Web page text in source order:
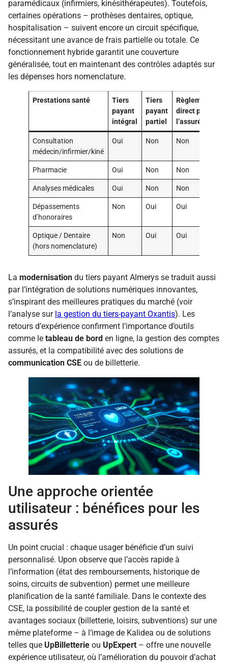
paramédicaux (infirmiers, kinésithérapeutes). Toutefois,
certaines opérations – prothèses dentaires, optique,
hospitalisation – suivent encore un circuit spécifique,
nécessitant une avance de frais partielle ou totale. Ce
fonctionnement hybride garantit une couverture
généralisée, tout en maintenant des contrôles adaptés sur
les dépenses hors nomenclature.
Prestations santé
Tiers
payant
intégral
Tiers
payant
partiel
Règlement
direct par
l’assuré
Consultation
médecin/infirmier/kiné
Oui Non Non
Pharmacie Oui Non Non
Analyses médicales Oui Non Non
Dépassements
d’honoraires
Non Oui Oui
Optique / Dentaire
(hors nomenclature)
Non Oui Oui
La modernisation du tiers payant Almerys se traduit aussi
par l’intégration de solutions numériques innovantes,
s’inspirant des meilleures pratiques du marché (voir
l’analyse sur la gestion du tiers-payant Oxantis). Les
retours d’expérience confirment l’importance d’outils
comme le tableau de bord en ligne, la gestion des comptes
assurés, et la compatibilité avec des solutions de
communication CSE ou de billetterie.
Une approche orientée
utilisateur : bénéfices pour les
assurés
Un point crucial : chaque usager bénéficie d’un suivi
personnalisé. Upon observe que l’accès rapide à
l’information (état des remboursements, historique de
soins, circuits de subvention) permet une meilleure
planification de la santé familiale. Dans le contexte des
CSE, la possibilité de coupler gestion de la santé et
avantages sociaux (billetterie, loisirs, subventions) sur une
même plateforme – à l’image de Kalidea ou de solutions
telles que UpBilletterie ou UpExpert – offre une nouvelle
expérience utilisateur, où l’amélioration du pouvoir d’achat